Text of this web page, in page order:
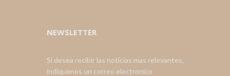
NEWSLETTER
Si desea recibir las noticias mas relevantes,
indiquenos un correo electronico